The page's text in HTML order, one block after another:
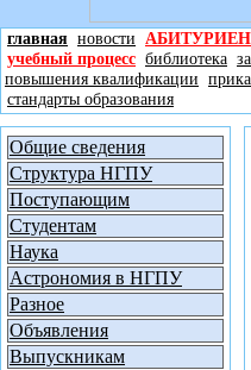
главная новости
учебный процесс библиотека
повышения квалификации
стандарты образования
Общие сведения
Структура НГПУ
Поступающим
Студентам
Наука
Астрономия в НГПУ
Разное
Объявления
Выпускникам